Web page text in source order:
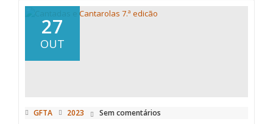
27
OUT
GFTA 2023 Sem comentários